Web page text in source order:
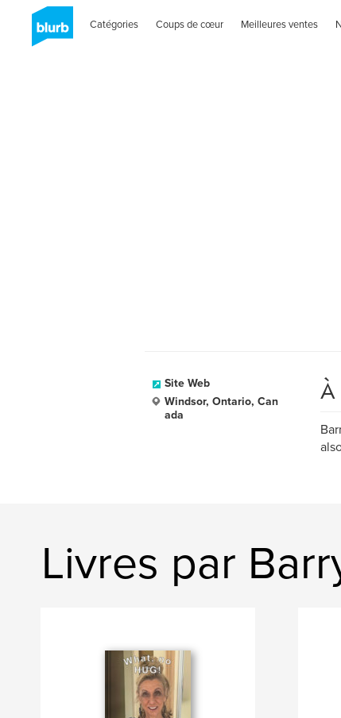
Catégories Coups de cœur Meilleures ventes
Site Web
Windsor, Ontario, Can
ada
Livres par